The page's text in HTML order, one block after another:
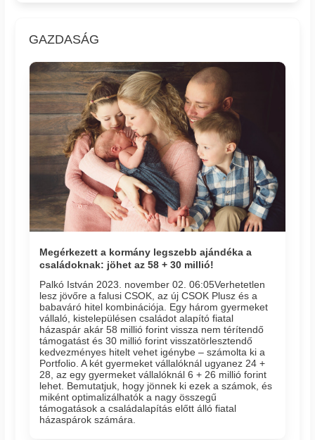
GAZDASÁG
Megérkezett a kormány legszebb ajándéka a
családoknak: jöhet az 58 + 30 millió!
Palkó István 2023. november 02. 06:05​Verhetetlen
lesz jövőre a falusi CSOK, az új CSOK Plusz és a
babaváró hitel kombinációja. Egy három gyermeket
vállaló, kistelepülésen családot alapító fiatal
házaspár akár 58 millió forint vissza nem térítendő
támogatást és 30 millió forint visszatörlesztendő
kedvezményes hitelt vehet igénybe – számolta ki a
Portfolio. A két gyermeket vállalóknál ugyanez 24 +
28, az egy gyermeket vállalóknál 6 + 26 millió forint
lehet. Bemutatjuk, hogy jönnek ki ezek a számok, és
miként optimalizálhatók a nagy összegű
támogatások a családalapítás előtt álló fiatal
házaspárok számára.